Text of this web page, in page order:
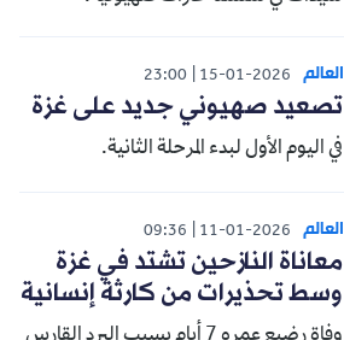
العالم 15-01-2026
23:00
تصعيد صهيوني جديد على غزة
في اليوم الأول لبدء المرحلة الثانية.
العالم 11-01-2026
09:36
معاناة النازحين تشتد في غزة
وسط تحذيرات من كارثة إنسانية